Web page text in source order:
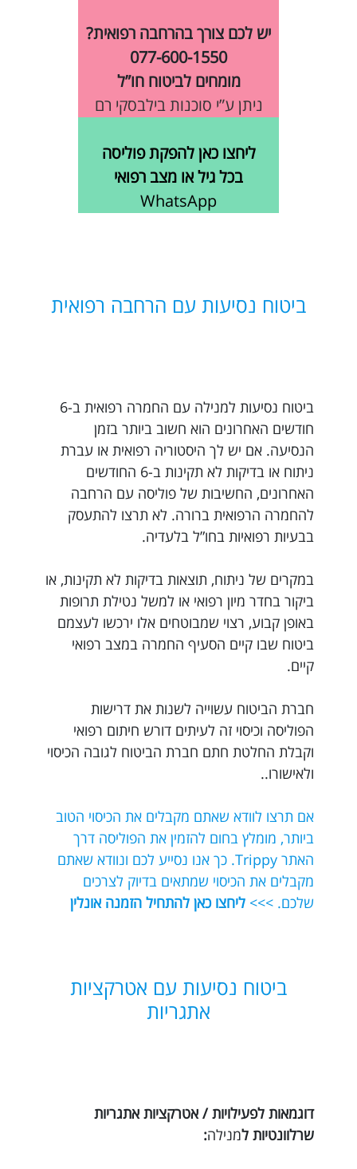
יש לכם צורך בהרחבה רפואית?
077-600-1550
מומחים לביטוח חו”ל
ניתן ע”י סוכנות בילבסקי רם
ליחצו כאן להפקת פוליסה
בכל גיל או מצב רפואי
WhatsApp
ביטוח נסיעות עם הרחבה רפואית
ביטוח נסיעות למנילה עם החמרה רפואית ב-6
חודשים האחרונים הוא חשוב ביותר בזמן
הנסיעה. אם יש לך היסטוריה רפואית או עברת
ניתוח או בדיקות לא תקינות ב-6 החודשים
האחרונים, החשיבות של פוליסה עם הרחבה
להחמרה הרפואית ברורה. לא תרצו להתעסק
בבעיות רפואיות בחו”ל בלעדיה.
במקרים של ניתוח, תוצאות בדיקות לא תקינות, או
ביקור בחדר מיון רפואי או למשל נטילת תרופות
באופן קבוע, רצוי שמבוטחים אלו ירכשו לעצמם
ביטוח שבו קיים הסעיף החמרה במצב רפואי
קיים.
חברת הביטוח עשוייה לשנות את דרישות
הפוליסה וכיסוי זה לעיתים דורש חיתום רפואי
וקבלת החלטת חתם חברת הביטוח לגובה הכיסוי
ולאישורו..
אם תרצו לוודא שאתם מקבלים את הכיסוי הטוב
ביותר, מומלץ בחום להזמין את הפוליסה דרך
האתר Trippy. כך אנו נסייע לכם ונוודא שאתם
מקבלים את הכיסוי שמתאים בדיוק לצרכים
שלכם. >>> ליחצו כאן להתחיל הזמנה אונלין
ביטוח נסיעות עם אטרקציות
אתגריות
דוגמאות לפעילויות / אטרקציות אתגריות
שרלוונטיות למנילה: